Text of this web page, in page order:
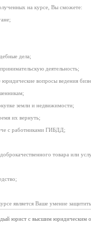
на курсе, Вы сможете:
дела;
деятельность;
вопросы ведения
земли и недвижимости;
их вернуть;
с работниками ГИБДД;
товара или
является Ваше умение
юрист с высшим юридическим